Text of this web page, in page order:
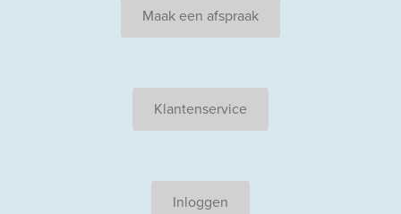
Maak een afspraak
Klantenservice
Inloggen